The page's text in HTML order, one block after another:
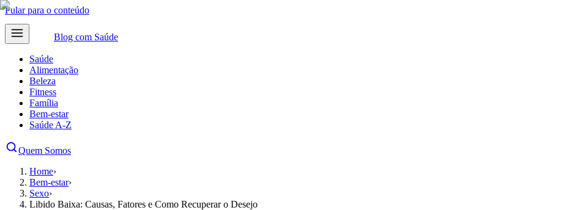
Pular para o conteúdo
Blog com Saúde
Saúde
Alimentação
Beleza
Fitness
Família
Bem-estar
Saúde A-Z
Quem Somos
Home›
Bem-estar›
Sexo›
Libido Baixa: Causas, Fatores e Como Recuperar o Desejo